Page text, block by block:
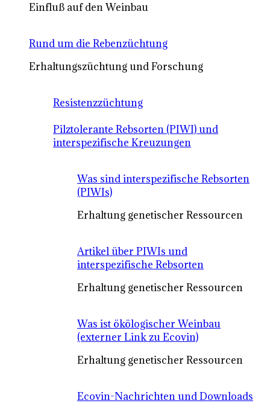
Einfluß auf den Weinbau
Rund um die Rebenzüchtung
Erhaltungszüchtung und Forschung
Resistenzzüchtung
Pilztolerante Rebsorten (PIWI) und
interspezifische Kreuzungen
Was sind interspezifische Rebsorten
(PIWIs)
Erhaltung genetischer Ressourcen
Artikel über PIWIs und
interspezifische Rebsorten
Erhaltung genetischer Ressourcen
Was ist ökölogischer Weinbau
(externer Link zu Ecovin)
Erhaltung genetischer Ressourcen
Ecovin-Nachrichten und Downloads